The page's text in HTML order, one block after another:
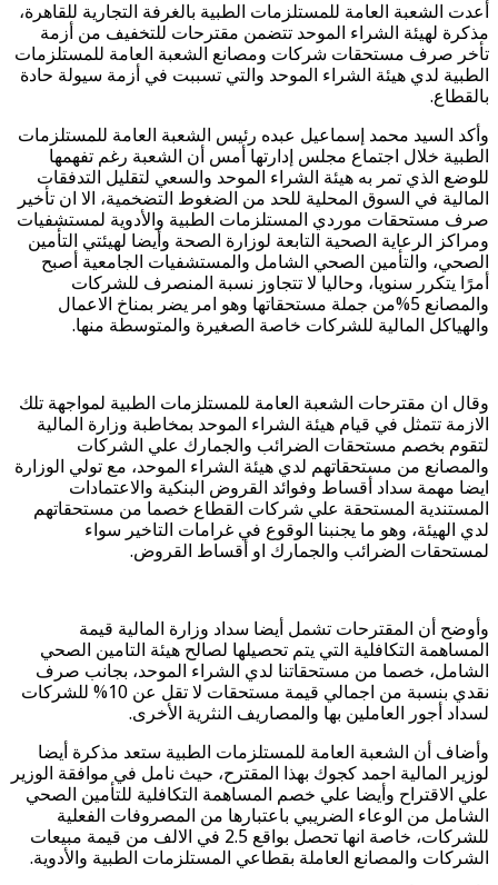
أعدت الشعبة العامة للمستلزمات الطبية بالغرفة التجارية للقاهرة،
مذكرة لهيئة الشراء الموحد تتضمن مقترحات للتخفيف من أزمة
تأخر صرف مستحقات شركات ومصانع الشعبة العامة للمستلزمات
الطبية لدي هيئة الشراء الموحد والتي تسببت في أزمة سيولة حادة
بالقطاع.
وأكد السيد محمد إسماعيل عبده رئيس الشعبة العامة للمستلزمات
الطبية خلال اجتماع مجلس إدارتها أمس أن الشعبة رغم تفهمها
للوضع الذي تمر به هيئة الشراء الموحد والسعي لتقليل التدفقات
المالية في السوق المحلية للحد من الضغوط التضخمية، الا ان تأخير
صرف مستحقات موردي المستلزمات الطبية والأدوية لمستشفيات
ومراكز الرعاية الصحية التابعة لوزارة الصحة وأيضا لهيئتي التأمين
الصحي، والتأمين الصحي الشامل والمستشفيات الجامعية أصبح
أمرًا يتكرر سنويا، وحاليا لا تتجاوز نسبة المنصرف للشركات
والمصانع 5%من جملة مستحقاتها وهو امر يضر بمناخ الاعمال
والهياكل المالية للشركات خاصة الصغيرة والمتوسطة منها.
وقال ان مقترحات الشعبة العامة للمستلزمات الطبية لمواجهة تلك
الازمة تتمثل في قيام هيئة الشراء الموحد بمخاطبة وزارة المالية
لتقوم بخصم مستحقات الضرائب والجمارك علي الشركات
والمصانع من مستحقاتهم لدي هيئة الشراء الموحد، مع تولي الوزارة
ايضا مهمة سداد أقساط وفوائد القروض البنكية والاعتمادات
المستندية المستحقة علي شركات القطاع خصما من مستحقاتهم
لدي الهيئة، وهو ما يجنبنا الوقوع في غرامات التاخير سواء
لمستحقات الضرائب والجمارك او أقساط القروض.
وأوضح أن المقترحات تشمل أيضا سداد وزارة المالية قيمة
المساهمة التكافلية التي يتم تحصيلها لصالح هيئة التامين الصحي
الشامل، خصما من مستحقاتنا لدي الشراء الموحد، بجانب صرف
نقدي بنسبة من اجمالي قيمة مستحقات لا تقل عن 10% للشركات
لسداد أجور العاملين بها والمصاريف النثرية الأخرى.
وأضاف أن الشعبة العامة للمستلزمات الطبية ستعد مذكرة أيضا
لوزير المالية احمد كجوك بهذا المقترح، حيث نامل في موافقة الوزير
علي الاقتراح وأيضا علي خصم المساهمة التكافلية للتأمين الصحي
الشامل من الوعاء الضريبي باعتبارها من المصروفات الفعلية
للشركات، خاصة انها تحصل بواقع 2.5 في الالف من قيمة مبيعات
الشركات والمصانع العاملة بقطاعي المستلزمات الطبية والأدوية.